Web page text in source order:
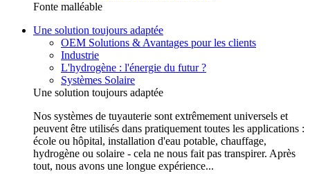
Fonte malléable
Une solution toujours adaptée
OEM Solutions & Avantages pour les clients
Industrie
L'hydrogène : l'énergie du futur ?
Systèmes Solaire
Une solution toujours adaptée
Nos systèmes de tuyauterie sont extrêmement universels et
peuvent être utilisés dans pratiquement toutes les applications :
école ou hôpital, installation d'eau potable, chauffage,
hydrogène ou solaire - cela ne nous fait pas transpirer. Après
tout, nous avons une longue expérience...